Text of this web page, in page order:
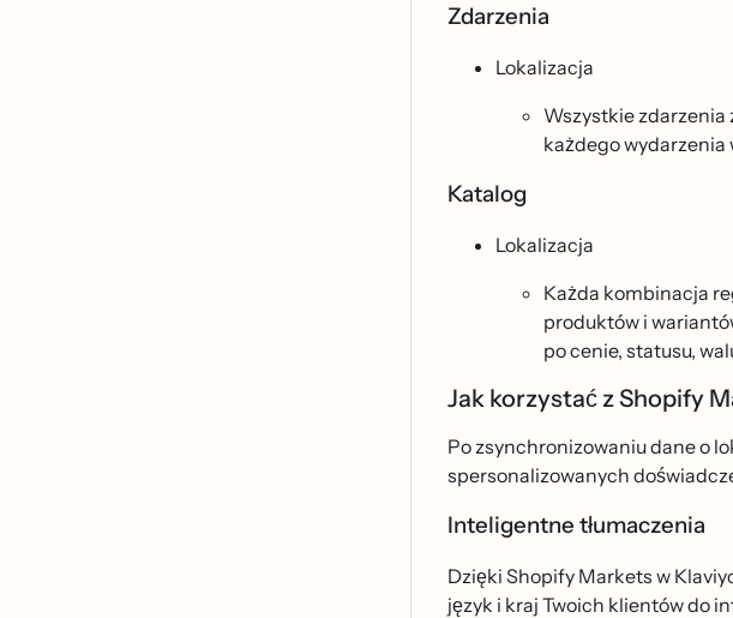
Zdarzenia
Lokalizacja
Wszystkie zdarzenia
każdego wydarzenia
Katalog
Lokalizacja
Każda kombinacja
produktów i
po cenie, statusu,
Jak korzystać z Shopify
Po zsynchronizowaniu dane o
spersonalizowanych
Inteligentne tłumaczenia
Dzięki Shopify Markets w
język i kraj Twoich klientów do